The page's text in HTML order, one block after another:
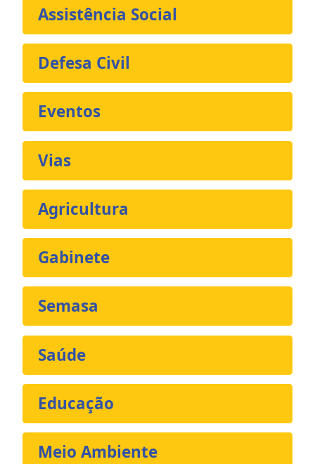
Assistência Social
Defesa Civil
Eventos
Vias
Agricultura
Gabinete
Semasa
Saúde
Educação
Meio Ambiente